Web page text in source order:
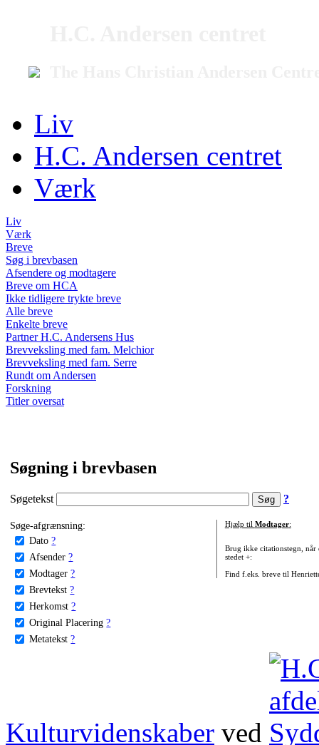
Liv
H.C. Andersen centret
Værk
Liv
Værk
Breve
Søg i brevbasen
Afsendere og modtagere
Breve om HCA
Ikke tidligere trykte breve
Alle breve
Enkelte breve
Partner H.C. Andersens Hus
Brevveksling med fam. Melchior
Brevveksling med fam. Serre
Rundt om Andersen
Forskning
Titler oversat
Søgning i brevbasen
Søgetekst ?
Søge-afgrænsning:
Dato ?
Afsender ?
Modtager ?
Brevtekst ?
Herkomst ?
Original Placering ?
Metatekst ?
Hjælp til Modtager:
Brug ikke citationstegn, når
stedet +:
Find f.eks. breve til
Kulturvidenskaber ved